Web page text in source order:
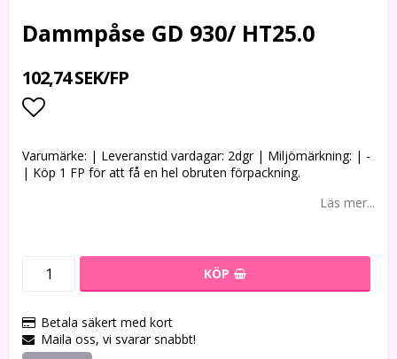
Dammpåse GD 930/ HT25.0
102,74 SEK/FP
Varumärke: | Leveranstid vardagar: 2dgr | Miljömärkning: | -
| Köp 1 FP för att få en hel obruten förpackning.
Läs mer...
KÖP
Betala säkert med kort
Maila oss, vi svarar snabbt!